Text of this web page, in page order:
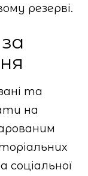
резерві.
та
на